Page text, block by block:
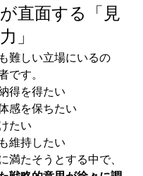
直面する「見
」
難しい立場にいるの
です。
得を得たい
感を保ちたい
たい
維持したい
満たそうとする中で、